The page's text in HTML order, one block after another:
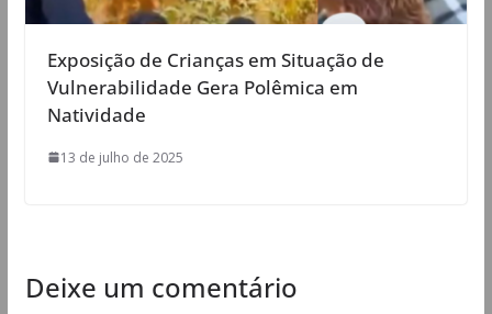
Exposição de Crianças em Situação de
Vulnerabilidade Gera Polêmica em
Natividade
13 de julho de 2025
Deixe um comentário